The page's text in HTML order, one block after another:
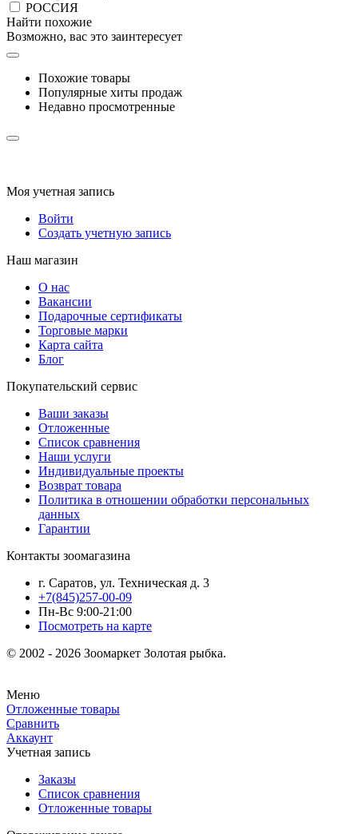
РОССИЯ
Найти похожие
Возможно, вас это заинтересует
Похожие товары
Популярные хиты продаж
Недавно просмотренные
Моя учетная запись
Войти
Создать учетную запись
Наш магазин
О нас
Вакансии
Подарочные сертификаты
Торговые марки
Карта сайта
Блог
Покупательский сервис
Ваши заказы
Отложенные
Список сравнения
Наши услуги
Индивидуальные проекты
Возврат товара
Политика в отношении обработки персональных
данных
Гарантии
Контакты зоомагазина
г. Саратов, ул. Техническая д. 3
+7(845)257-00-09
Пн-Вс 9:00-21:00
Посмотреть на карте
© 2002 - 2026 Зоомаркет Золотая рыбка.
Меню
Отложенные товары
Сравнить
Аккаунт
Учетная запись
Заказы
Список сравнения
Отложенные товары